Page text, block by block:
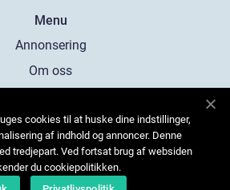
Menu
Annonsering
Om oss
Kontakta oss
Sitemap
cookies til at huske dine indstillinger,
af indhold og annoncer. Denne
tredjepart. Ved fortsat brug af websiden
du cookiepolitikken.